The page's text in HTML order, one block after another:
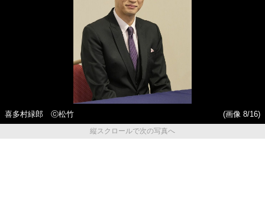
喜多村緑郎 ⓒ松竹
(画像 8/16)
縦スクロールで次の写真へ